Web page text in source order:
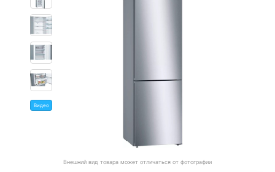
Видео
Внешний вид товара может отличаться от фотографии